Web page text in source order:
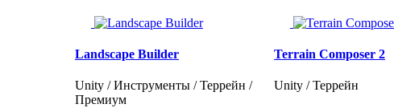
Landscape Builder
Unity / Инструменты / Террейн /
Премиум
Terrain Composer 2
Unity / Террейн